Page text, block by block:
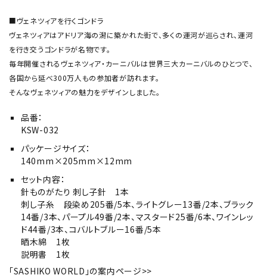
■ヴェネツィアを行くゴンドラ
ヴェネツィアはアドリア海の潟に築かれた街で、多くの運河が巡らされ、運河
を行き交うゴンドラが名物です。
毎年開催されるヴェネツィア・カーニバルは世界三大カーニバルのひとつで、
各国から延べ300万人もの参加者が訪れます。
そんなヴェネツィアの魅力をデザインしました。
品番：
KSW-032
パッケージサイズ：
140mm×205mm×12mm
セット内容：
針ものがたり 刺し子針 1本
刺し子糸 段染め205番/5本、ライトグレー13番/2本、ブラック
14番/3本、パープル49番/2本、マスタード25番/6本、ワインレッ
ド44番/3本、コバルトブルー16番/5本
晒木綿 1枚
説明書 1枚
「SASHIKO WORLD」の案内ページ>>